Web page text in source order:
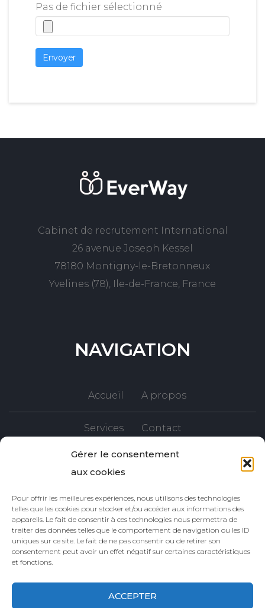
Gérer le consentement
aux cookies
Pour offrir les meilleures expériences, nous utilisons des technologies
telles que les cookies pour stocker et/ou accéder aux informations des
appareils. Le fait de consentir à ces technologies nous permettra de
traiter des données telles que le comportement de navigation ou les ID
uniques sur ce site. Le fait de ne pas consentir ou de retirer son
consentement peut avoir un effet négatif sur certaines caractéristiques
et fonctions.
ACCEPTER
Pas de fichier sélectionné
Envoyer
Cabinet de recrutement International
26 avenue Joseph Kessel
78180 Montigny-le-Bretonneux
Yvelines (78), Ile-de-France, France
NAVIGATION
Accueil A propos
Services Contact
SUIVEZ-NOUS